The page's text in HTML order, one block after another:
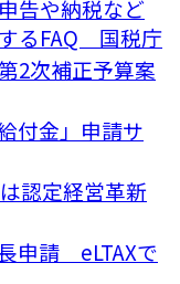
告や納税など
るFAQ 国税庁
2次補正予算案
付金」申請サ
認定経営革新
申請 eLTAXで